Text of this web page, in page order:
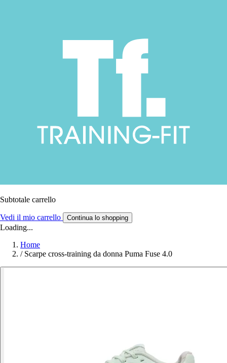
Subtotale carrello
Vedi il mio carrello Continua lo shopping
Loading...
Home
/ Scarpe cross-training da donna Puma Fuse 4.0